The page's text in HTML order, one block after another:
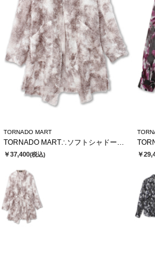
TORNADO MART
TORNADO MART∴ソフトシャドーカットJQロングカーデ
￥37,400(税込) ￥